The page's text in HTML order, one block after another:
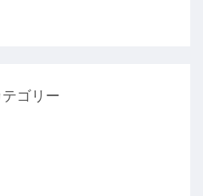
テゴリー